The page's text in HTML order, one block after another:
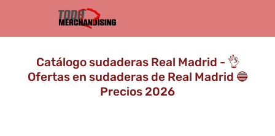
Catálogo sudaderas Real Madrid - 👌
Ofertas en sudaderas de Real Madrid 🔵
Precios 2026